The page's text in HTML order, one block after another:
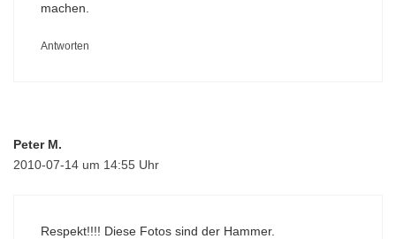
machen.
Antworten
Peter M.
2010-07-14 um 14:55 Uhr
Respekt!!!! Diese Fotos sind der Hammer.